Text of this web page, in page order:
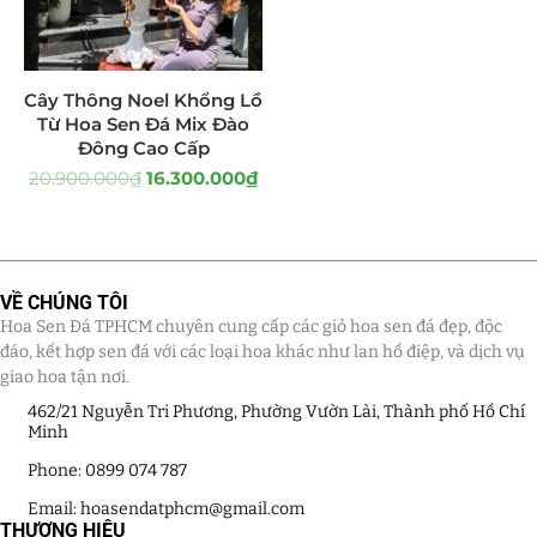
Tiểu Cảnh Lan Sen Đá
Hoa Ngày Lễ 8/3
Hoa Tặng 14/2
Quà Tặng (507)
Quà Noel - Quà Giáng Sinh
Quà Tặng Khách Hàng
Quà Tặng Sếp
Quà Tết
Cây Thông Noel Khổng Lồ
Từ Hoa Sen Đá Mix Đào
Đông Cao Cấp
20.900.000₫ 16.300.000₫
VỀ CHÚNG TÔI
Hoa Sen Đá TPHCM chuyên cung cấp các giỏ hoa sen đá đẹp, độc
đáo, kết hợp sen đá với các loại hoa khác như lan hồ điệp, và dịch vụ
giao hoa tận nơi.
462/21 Nguyễn Tri Phương, Phường Vườn Lài, Thành phố Hồ Chí
Minh
Phone: 0899 074 787
Email: hoasendatphcm@gmail.com
THƯƠNG HIỆU